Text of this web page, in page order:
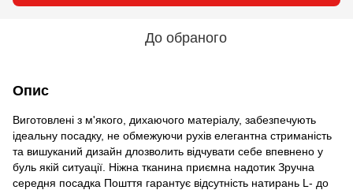
До обраного
Опис
Виготовлені з м'якого, дихаючого матеріалу, забезпечують
ідеальну посадку, не обмежуючи рухів елегантна стриманість
та вишуканий дизайн длозволить відчувати себе впевнено у
буль якій ситуації. Ніжна тканина приємна надотик Зручна
середня посадка Пошття гарантує відсутність натирань L- до